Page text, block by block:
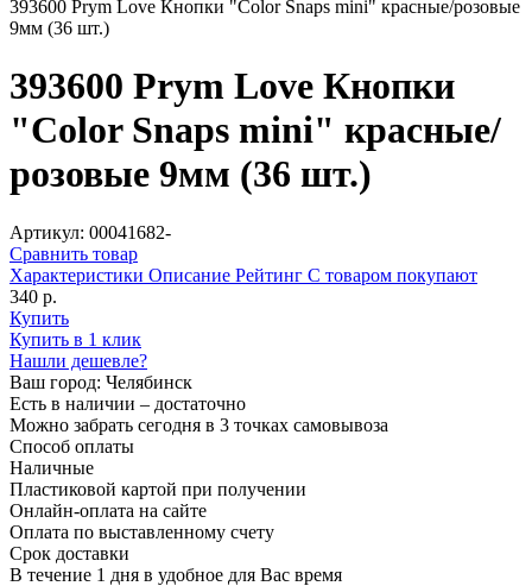
393600 Prym Love Кнопки "Сolor Snaps mini" красные/розовые
9мм (36 шт.)
393600 Prym Love Кнопки
"Сolor Snaps mini" красные/
розовые 9мм (36 шт.)
Артикул: 00041682-
Сравнить товар
Характеристики Описание Рейтинг С товаром покупают
340 р.
Купить
Купить в 1 клик
Нашли дешевле?
Ваш город: Челябинск
Есть в наличии – достаточно
Можно забрать сегодня в 3 точках самовывоза
Способ оплаты
Наличные
Пластиковой картой при получении
Онлайн-оплата на сайте
Оплата по выставленному счету
Срок доставки
В течение 1 дня в удобное для Вас время